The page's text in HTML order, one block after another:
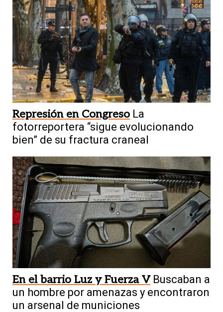
Represión en Congreso La
fotorreportera “sigue evolucionando
bien” de su fractura craneal
En el barrio Luz y Fuerza V Buscaban a
un hombre por amenazas y encontraron
un arsenal de municiones